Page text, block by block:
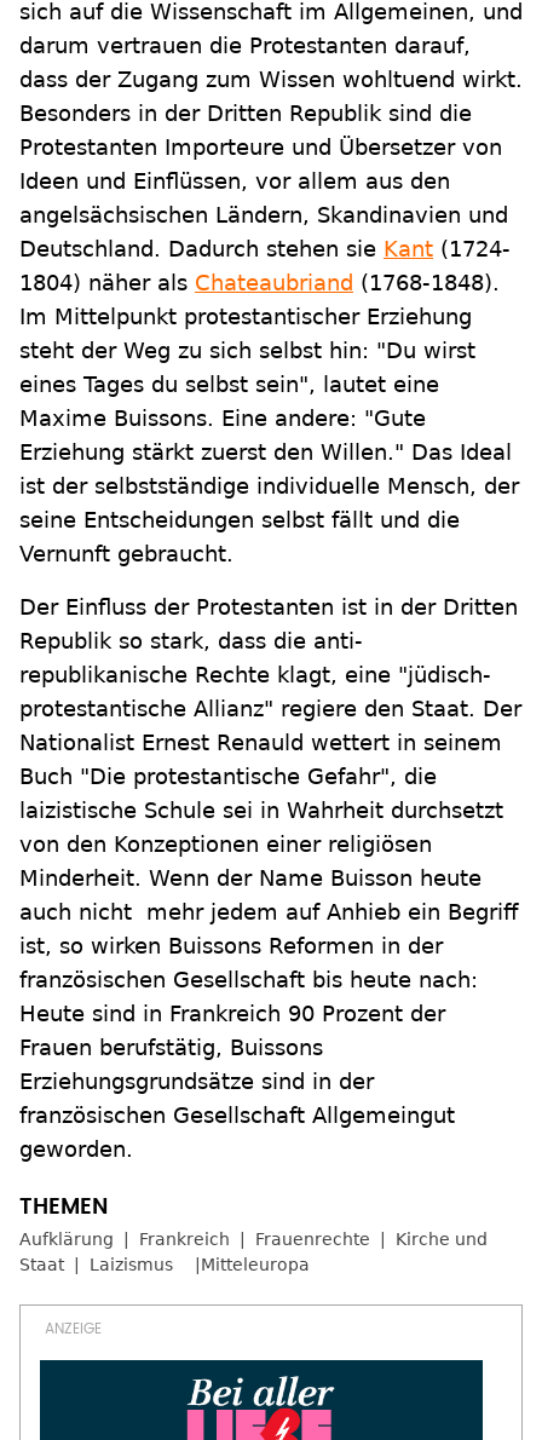
sich auf die Wissenschaft im Allgemeinen, und
darum vertrauen die Protestanten darauf,
dass der Zugang zum Wissen wohltuend wirkt.
Besonders in der Dritten Republik sind die
Protestanten Importeure und Übersetzer von
Ideen und Einflüssen, vor allem aus den
angelsächsischen Ländern, Skandinavien und
Deutschland. Dadurch stehen sie Kant (1724-
1804) näher als Chateaubriand (1768-1848).
Im Mittelpunkt protestantischer Erziehung
steht der Weg zu sich selbst hin: "Du wirst
eines Tages du selbst sein", lautet eine
Maxime Buissons. Eine andere: "Gute
Erziehung stärkt zuerst den Willen." Das Ideal
ist der selbstständige individuelle Mensch, der
seine Entscheidungen selbst fällt und die
Vernunft gebraucht.
Der Einfluss der Protestanten ist in der Dritten
Republik so stark, dass die anti-
republikanische Rechte klagt, eine "jüdisch-
protestantische Allianz" regiere den Staat. Der
Nationalist Ernest Renauld wettert in seinem
Buch "Die protestantische Gefahr", die
laizistische Schule sei in Wahrheit durchsetzt
von den Konzeptionen einer religiösen
Minderheit. Wenn der Name Buisson heute
auch nicht mehr jedem auf Anhieb ein Begriff
ist, so wirken Buissons Reformen in der
französischen Gesellschaft bis heute nach:
Heute sind in Frankreich 90 Prozent der
Frauen berufstätig, Buissons
Erziehungsgrundsätze sind in der
französischen Gesellschaft Allgemeingut
geworden.
Aufklärung Frankreich Frauenrechte
Kirche und
Staat
Laizismus Mitteleuropa